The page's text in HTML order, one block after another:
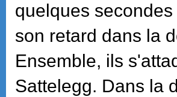
quelques
son retard dans la
Ensemble, ils
Sattelegg. Dans la